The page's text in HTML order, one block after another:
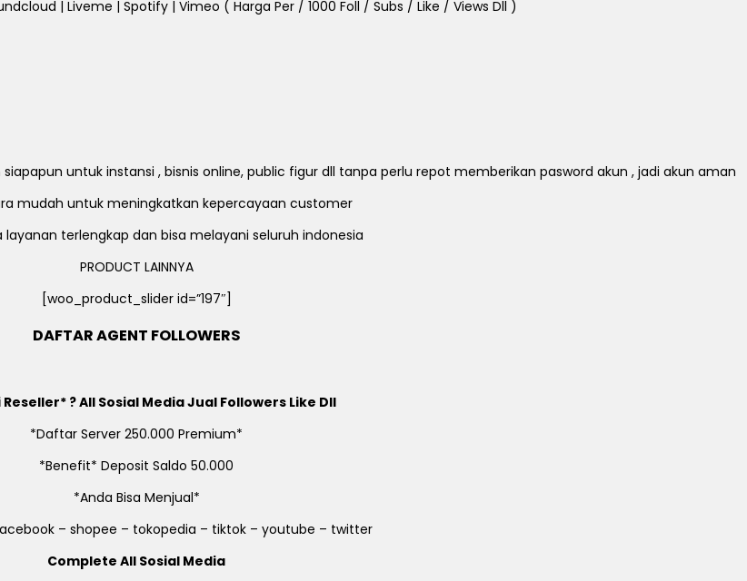
| Liveme | Spotify | Vimeo ( Harga Per / 1000 Foll / Subs / Like / Views Dll )
untuk instansi , bisnis online, public figur dll tanpa perlu repot memberikan pasword akun , jadi akun aman
mudah untuk meningkatkan kepercayaan customer
layanan terlengkap dan bisa melayani seluruh indonesia
PRODUCT LAINNYA
[woo_product_slider id=”197″]
DAFTAR AGENT FOLLOWERS
? All Sosial Media Jual Followers Like Dll
*Daftar Server 250.000 Premium*
*Benefit* Deposit Saldo 50.000
*Anda Bisa Menjual*
– shopee – tokopedia – tiktok – youtube – twitter
Complete All Sosial Media